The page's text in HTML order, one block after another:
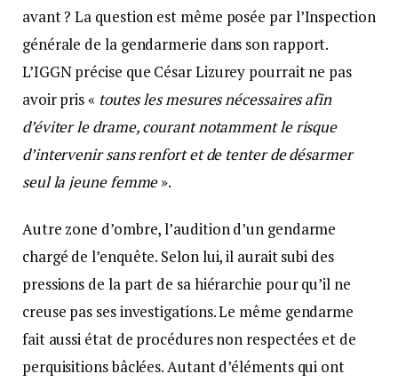
avant ? La question est même posée par l’Inspection
générale de la gendarmerie dans son rapport.
L’IGGN précise que César Lizurey pourrait ne pas
avoir pris « toutes les mesures nécessaires afin
d’éviter le drame, courant notamment le risque
d’intervenir sans renfort et de tenter de désarmer
seul la jeune femme».
Autre zone d’ombre, l’audition d’un gendarme
chargé de l’enquête. Selon lui, il aurait subi des
pressions de la part de sa hiérarchie pour qu’il ne
creuse pas ses investigations. Le même gendarme
fait aussi état de procédures non respectées et de
perquisitions bâclées. Autant d’éléments qui ont